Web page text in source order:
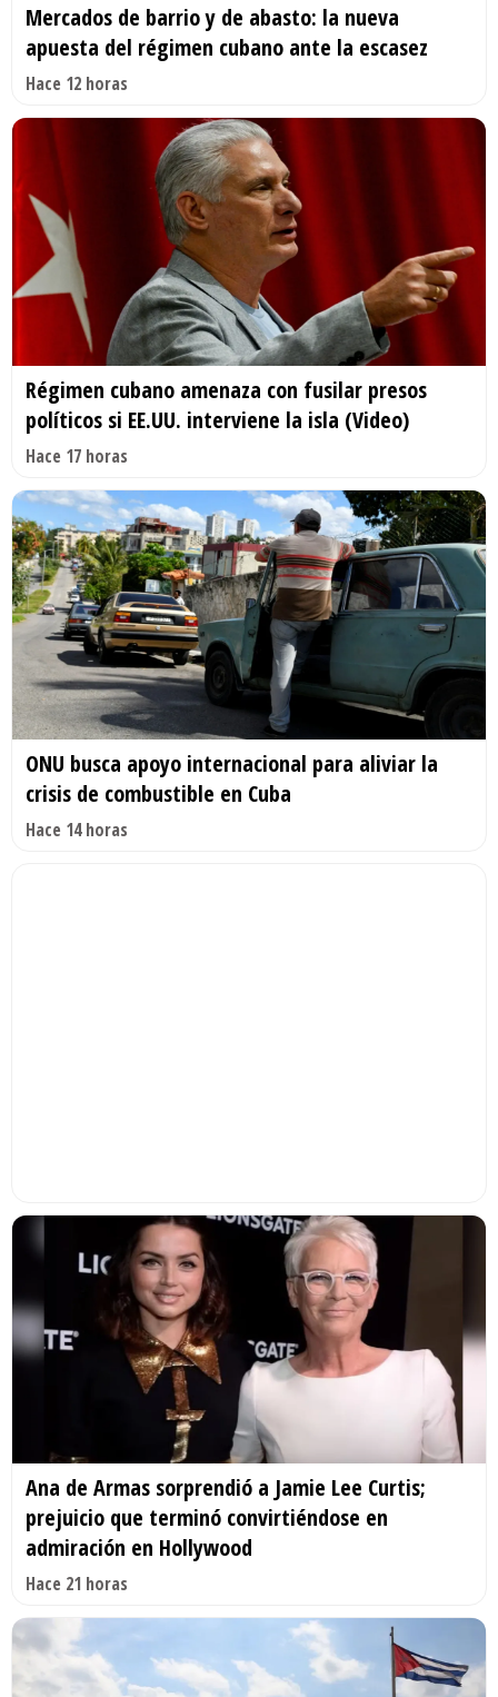
Mercados de barrio y de abasto: la nueva
apuesta del régimen cubano ante la escasez
Hace 12 horas
Régimen cubano amenaza con fusilar presos
políticos si EE.UU. interviene la isla (Video)
Hace 17 horas
ONU busca apoyo internacional para aliviar la
crisis de combustible en Cuba
Hace 14 horas
Ana de Armas sorprendió a Jamie Lee Curtis;
prejuicio que terminó convirtiéndose en
admiración en Hollywood
Hace 21 horas